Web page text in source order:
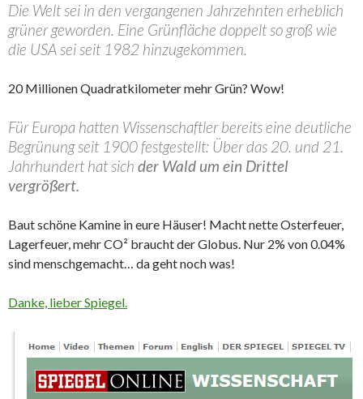
Die Welt sei in den vergangenen Jahrzehnten erheblich
grüner geworden. Eine Grünfläche doppelt so groß wie
die USA sei seit 1982 hinzugekommen.
20 Millionen Quadratkilometer mehr Grün? Wow!
Für Europa hatten Wissenschaftler bereits eine deutliche
Begrünung seit 1900 festgestellt: Über das 20. und 21.
Jahrhundert hat sich der Wald um ein Drittel
vergrößert.
Baut schöne Kamine in eure Häuser! Macht nette Osterfeuer,
Lagerfeuer, mehr CO² braucht der Globus. Nur 2% von 0.04%
sind menschgemacht… da geht noch was!
Danke, lieber Spiegel.